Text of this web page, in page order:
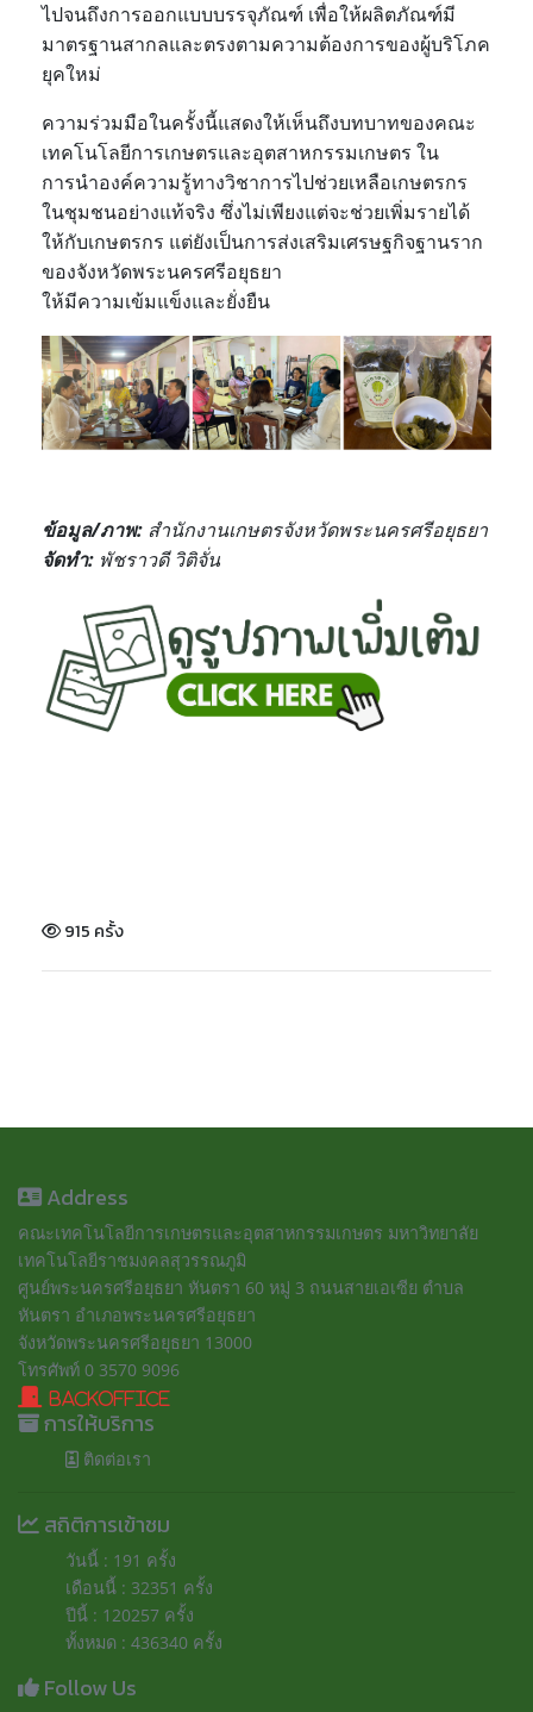
ไปจนถึงการออกแบบบรรจุภัณฑ์ เพื่อให้ผลิตภัณฑ์มี
มาตรฐานสากลและตรงตามความต้องการของผู้บริโภค
ยุคใหม่
ความร่วมมือในครั้งนี้แสดงให้เห็นถึงบทบาทของคณะ
เทคโนโลยีการเกษตรและอุตสาหกรรมเกษตร ใน
การนำองค์ความรู้ทางวิชาการไปช่วยเหลือเกษตรกร
ในชุมชนอย่างแท้จริง ซึ่งไม่เพียงแต่จะช่วยเพิ่มรายได้
ให้กับเกษตรกร แต่ยังเป็นการส่งเสริมเศรษฐกิจฐานราก
ของจังหวัดพระนครศรีอยุธยา
ให้มีความเข้มแข็งและยั่งยืน
ข้อมูล/ภาพ: สำนักงานเกษตรจังหวัดพระนครศรีอยุธยา
จัดทำ: พัชราวดี วิติจั่น
915 ครั้ง
Address
คณะเทคโนโลยีการเกษตรและอุตสาหกรรมเกษตร มหาวิทยาลัย
เทคโนโลยีราชมงคลสุวรรณภูมิ
ศูนย์พระนครศรีอยุธยา หันตรา 60 หมู่ 3 ถนนสายเอเซีย ตำบล
หันตรา อำเภอพระนครศรีอยุธยา
จังหวัดพระนครศรีอยุธยา 13000
โทรศัพท์ 0 3570 9096
BackOffice
การให้บริการ
ติดต่อเรา
สถิติการเข้าชม
วันนี้ : 191 ครั้ง
เดือนนี้ : 32351 ครั้ง
ปีนี้ : 120257 ครั้ง
ทั้งหมด : 436340 ครั้ง
Follow Us